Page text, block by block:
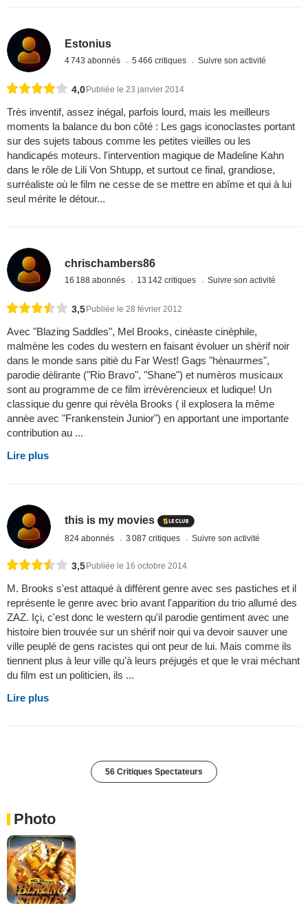
Estonius
4 743 abonnés 5 466 critiques Suivre son activité
4,0Publiée le 23 janvier 2014
Très inventif, assez inégal, parfois lourd, mais les meilleurs
moments la balance du bon côté : Les gags iconoclastes portant
sur des sujets tabous comme les petites vieilles ou les
handicapés moteurs. l'intervention magique de Madeline Kahn
dans le rôle de Lili Von Shtupp, et surtout ce final, grandiose,
surréaliste où le film ne cesse de se mettre en abîme et qui à lui
seul mérite le détour...
chrischambers86
16 188 abonnés 13 142 critiques Suivre son activité
3,5 Publiée le 28 février 2012
Avec "Blazing Saddles", Mel Brooks, cinèaste cinèphile,
malmène les codes du western en faisant èvoluer un shèrif noir
dans le monde sans pitiè du Far West! Gags "hènaurmes",
parodie dèlirante ("Rio Bravo", "Shane") et numèros musicaux
sont au programme de ce film irrèvèrencieux et ludique! Un
classique du genre qui rèvèla Brooks ( il explosera la même
annèe avec "Frankenstein Junior") en apportant une importante
contribution au ...
Lire plus
this is my movies
824 abonnés 3 087 critiques Suivre son activité
3,5 Publiée le 16 octobre 2014
M. Brooks s'est attaqué à différent genre avec ses pastiches et il
représente le genre avec brio avant l'apparition du trio allumé des
ZAZ. Içi, c'est donc le western qu'il parodie gentiment avec une
histoire bien trouvée sur un shérif noir qui va devoir sauver une
ville peuplé de gens racistes qui ont peur de lui. Mais comme ils
tiennent plus à leur ville qu'à leurs préjugés et que le vrai méchant
du film est un politicien, ils ...
Lire plus
56 Critiques Spectateurs
Photo